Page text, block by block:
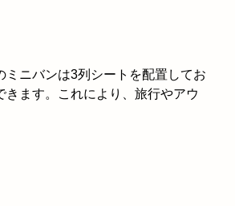
ニバンは3列シートを配置してお
ます。これにより、旅行やアウ